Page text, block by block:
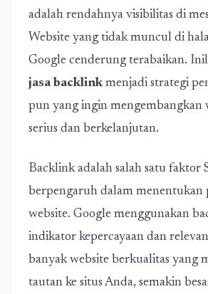
adalah rendahnya visibilitas di
Website yang tidak muncul di
Google cenderung terabaikan.
jasa backlink menjadi strategi
pun yang ingin mengembangkan
serius dan berkelanjutan.
Backlink adalah salah satu faktor
berpengaruh dalam menentukan
website. Google menggunakan
indikator kepercayaan dan
banyak website berkualitas yang
tautan ke situs Anda, semakin